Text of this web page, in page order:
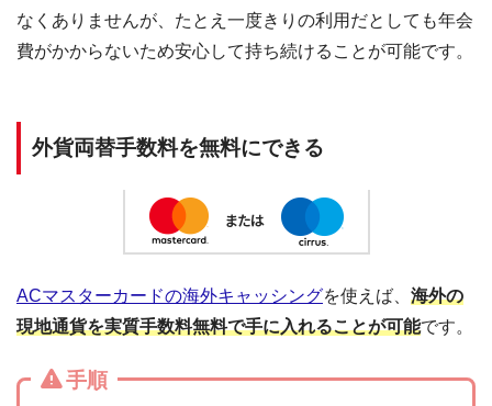
なくありませんが、たとえ一度きりの利用だとしても年会
費がかからないため安心して持ち続けることが可能です。
外貨両替手数料を無料にできる
ACマスターカードの海外キャッシングを使えば、 海外の
現地通貨を実質手数料無料で手に入れることが可能です。
手順